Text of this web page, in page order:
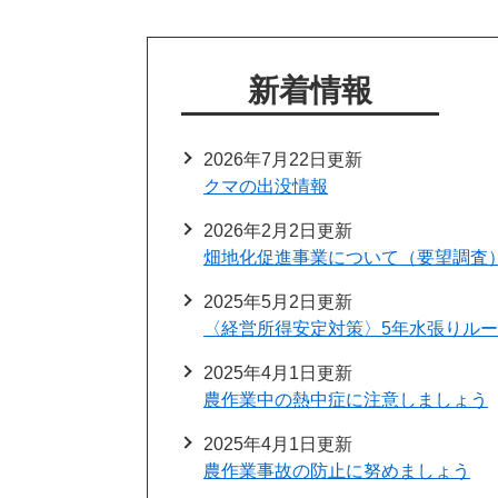
新着情報
2026年7月22日更新
クマの出没情報
2026年2月2日更新
畑地化促進事業について（要望調査）
2025年5月2日更新
〈経営所得安定対策〉5年水張りル
2025年4月1日更新
農作業中の熱中症に注意しましょう
2025年4月1日更新
農作業事故の防止に努めましょう